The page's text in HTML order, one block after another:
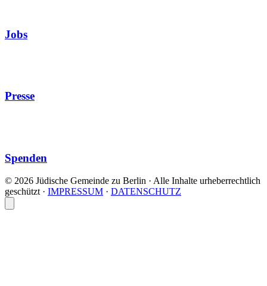
Jobs
Presse
Spenden
© 2026 Jüdische Gemeinde zu Berlin · Alle Inhalte urheberrechtlich
geschützt · IMPRESSUM · DATENSCHUTZ